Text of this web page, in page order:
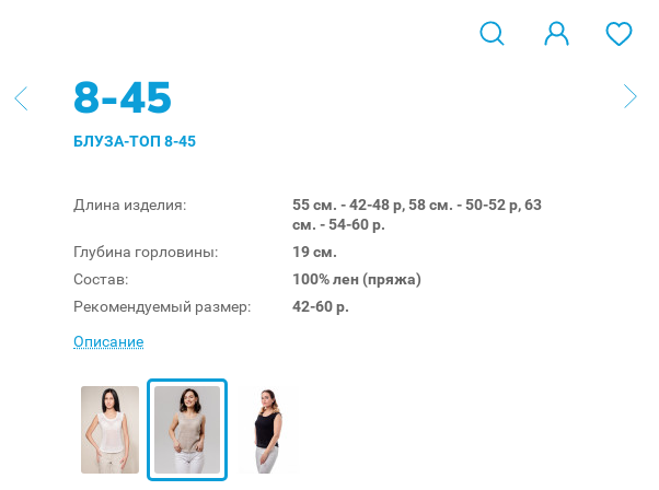
8-45
БЛУЗА-ТОП 8-45
Длина изделия:
55 см. - 42-48 р, 58 см. - 50-52 р, 63
см. - 54-60 р.
Глубина горловины:
19 см.
Состав:
100% лен (пряжа)
Рекомендуемый размер:
42-60 р.
Описание